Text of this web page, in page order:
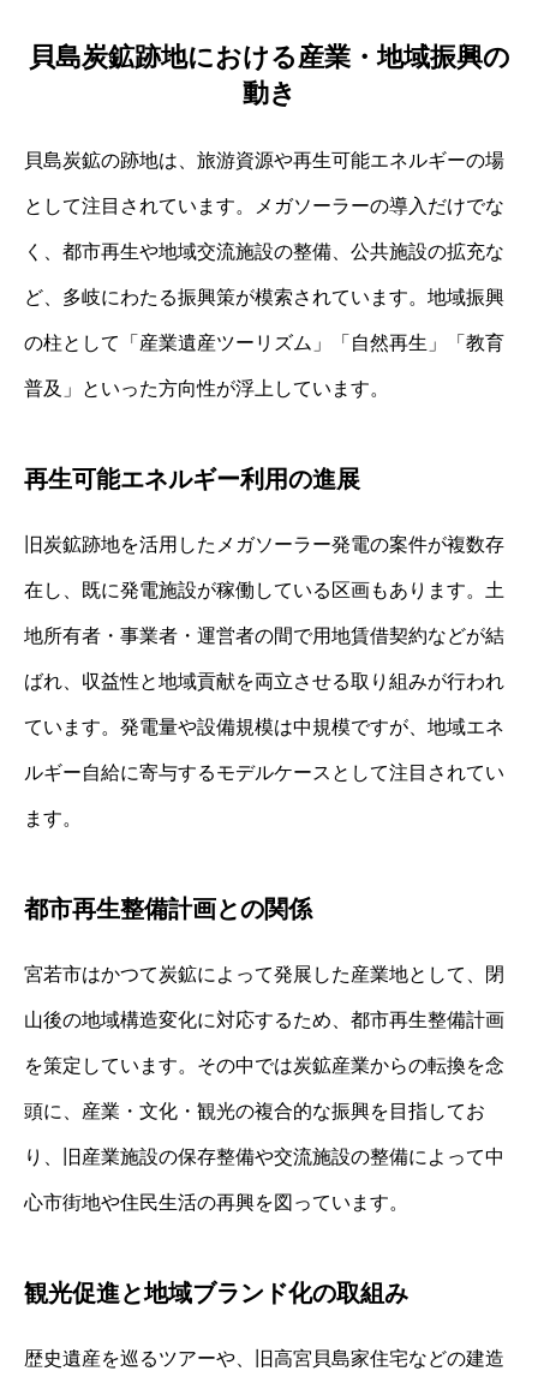
貝島炭鉱跡地における産業・地域振興の
動き
貝島炭鉱の跡地は、旅游資源や再生可能エネルギーの場
として注目されています。メガソーラーの導入だけでな
く、都市再生や地域交流施設の整備、公共施設の拡充な
ど、多岐にわたる振興策が模索されています。地域振興
の柱として「産業遺産ツーリズム」「自然再生」「教育
普及」といった方向性が浮上しています。
再生可能エネルギー利用の進展
旧炭鉱跡地を活用したメガソーラー発電の案件が複数存
在し、既に発電施設が稼働している区画もあります。土
地所有者・事業者・運営者の間で用地賃借契約などが結
ばれ、収益性と地域貢献を両立させる取り組みが行われ
ています。発電量や設備規模は中規模ですが、地域エネ
ルギー自給に寄与するモデルケースとして注目されてい
ます。
都市再生整備計画との関係
宮若市はかつて炭鉱によって発展した産業地として、閉
山後の地域構造変化に対応するため、都市再生整備計画
を策定しています。その中では炭鉱産業からの転換を念
頭に、産業・文化・観光の複合的な振興を目指してお
り、旧産業施設の保存整備や交流施設の整備によって中
心市街地や住民生活の再興を図っています。
観光促進と地域ブランド化の取組み
歴史遺産を巡るツアーや、旧高宮貝島家住宅などの建造